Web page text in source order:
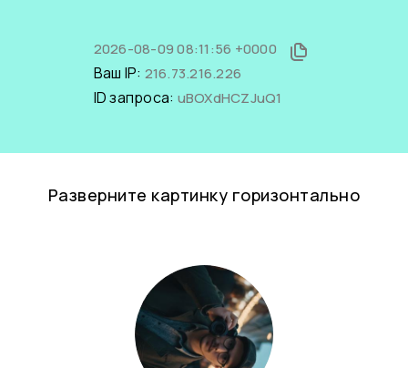
2026-08-09 08:11:56 +0000
Ваш IP: 216.73.216.226
ID запроса: uBOXdHCZJuQ1
Разверните картинку горизонтально